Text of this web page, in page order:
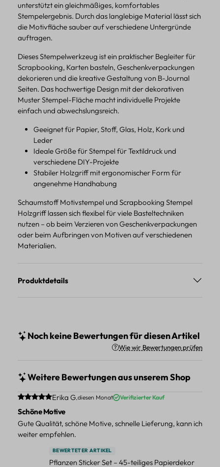
unterstützt ein gleichmäßiges, komfortables
Stempelergebnis. Durch das langlebige Material lässt sich
die Motivfläche sauber auf verschiedene Untergründe
auftragen.
Dieses Stempelwerkzeug ist ein praktischer Begleiter für
Scrapbooking, Karten basteln, Geschenkverpackungen
dekorieren und die kreative Gestaltung von B-Journal
Seiten. Das hochwertige Design mit der dekorativen
Muster Stempel-Fläche macht individuelle Projekte
einfach und abwechslungsreich.
Geeignet für Papier, Stoff, Glas, Holz, Kork und
Leder
Ideale Größe für Stempel für Textildruck und
verschiedene DIY-Projekte
Stabiler Holzgriff mit ergonomischer Form für
angenehme Handhabung
Schaumstoff Motivstempel und Scrapbooking Stempel
Holzgriff lassen sich flexibel für viele Basteltechniken
nutzen – ob beim Verzieren von Geschenkverpackungen
oder beim Aufbringen von Motiven auf verschiedenen
Materialien.
Produktdetails
Noch keine Bewertungen für diesen Artikel
Wie wir Bewertungen prüfen
Weitere Bewertungen aus unserem Shop
Durchschnittliche Bewertung von 5 von 5 Sternen
Erika G.diesen Monat Verifizierter Kauf
Schöne Motive
Gute Qualität, schöne Motive, schnelle Lieferung, kann ich
weiter empfehlen.
BEWERTETER ARTIKEL
Pflanzen Sticker Set – 45-teiliges Papierdekor